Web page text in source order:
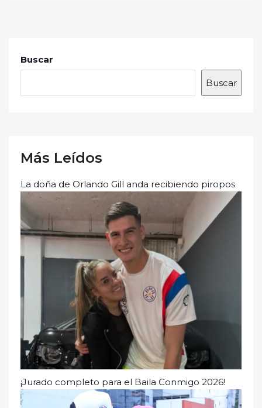
Buscar
Buscar
Más Leídos
La doña de Orlando Gill anda recibiendo piropos
¡Jurado completo para el Baila Conmigo 2026!